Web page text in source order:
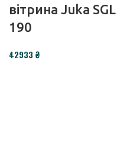
вітрина Juka SGL
190
₴